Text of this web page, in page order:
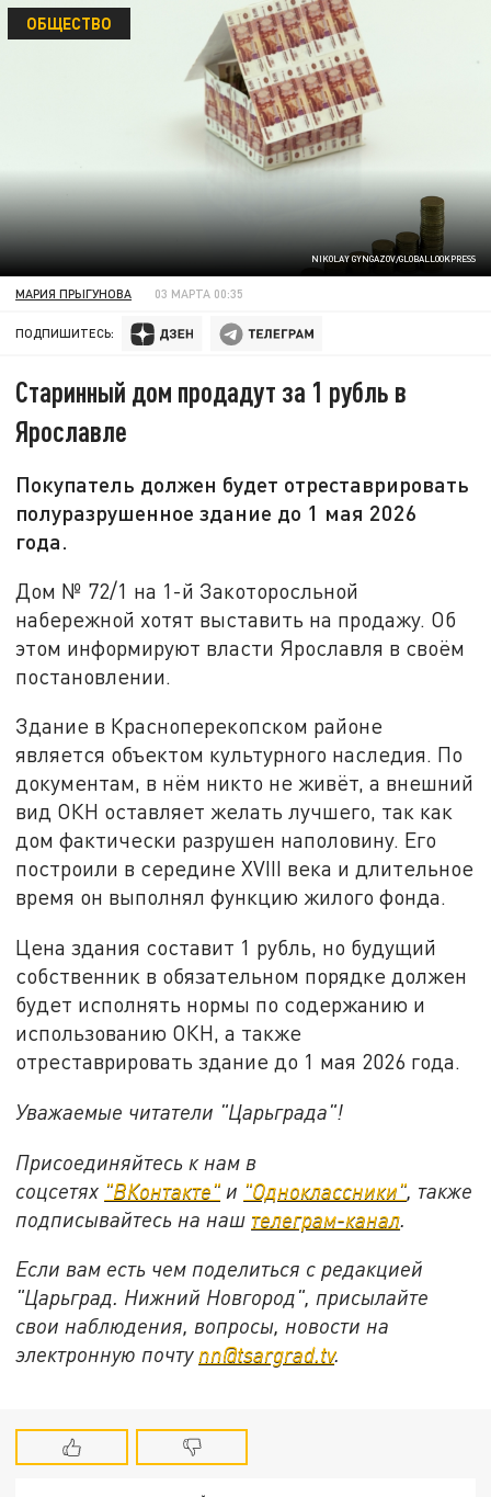
NIKOLAY GYNGAZOV/GLOBALLOOKPRESS
ОБЩЕСТВО
МАРИЯ ПРЫГУНОВА 03 МАРТА 00:35
ПОДПИШИТЕСЬ:
Старинный дом продадут за 1 рубль в
Ярославле
Покупатель должен будет отреставрировать
полуразрушенное здание до 1 мая 2026
года.
Дом № 72/1 на 1-й Закоторосльной
набережной хотят выставить на продажу. Об
этом информируют власти Ярославля в своём
постановлении.
Здание в Красноперекопском районе
является объектом культурного наследия. По
документам, в нём никто не живёт, а внешний
вид ОКН оставляет желать лучшего, так как
дом фактически разрушен наполовину. Его
построили в середине XVIII века и длительное
время он выполнял функцию жилого фонда.
Цена здания составит 1 рубль, но будущий
собственник в обязательном порядке должен
будет исполнять нормы по содержанию и
использованию ОКН, а также
отреставрировать здание до 1 мая 2026 года.
Уважаемые читатели "Царьграда"!
Присоединяйтесь к нам в
соцсетях "ВКонтакте" и "Одноклассники" также
подписывайтесь на наш телеграм-канал
Если вам есть чем поделиться с редакцией
"Царьград. Нижний Новгород", присылайте
свои наблюдения, вопросы, новости на
электронную почту nn@tsargrad.tv.